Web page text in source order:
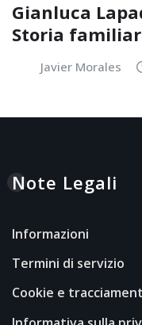
Gianluca
Storia
Javier Morales
Note Legali
Informazioni
Termini di servizio
Cookie e